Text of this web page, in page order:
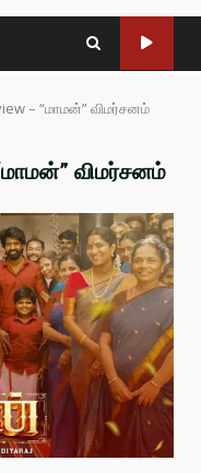
– “மாமன்” விமர்சனம்
விமர்சனம்